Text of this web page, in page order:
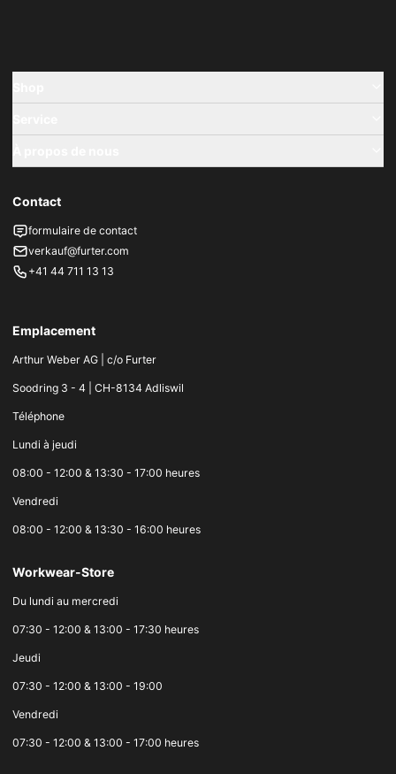
Contact
formulaire de contact
verkauf@furter.com
+41 44 711 13 13
Emplacement
Arthur Weber AG | c/o Furter
Soodring 3 - 4 | CH-8134 Adliswil
Téléphone
Lundi à jeudi
08:00 - 12:00 & 13:30 - 17:00 heures
Vendredi
08:00 - 12:00 & 13:30 - 16:00 heures
Workwear-Store
Du lundi au mercredi
07:30 - 12:00 & 13:00 - 17:30 heures
Jeudi
07:30 - 12:00 & 13:00 - 19:00
Vendredi
07:30 - 12:00 & 13:00 - 17:00 heures